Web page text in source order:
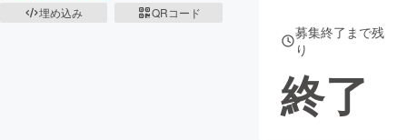
埋め込み
QRコード
募集終了まで残
り
終了